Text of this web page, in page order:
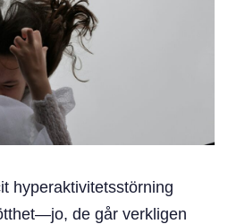
hyperaktivitetsstörning
de går verkligen